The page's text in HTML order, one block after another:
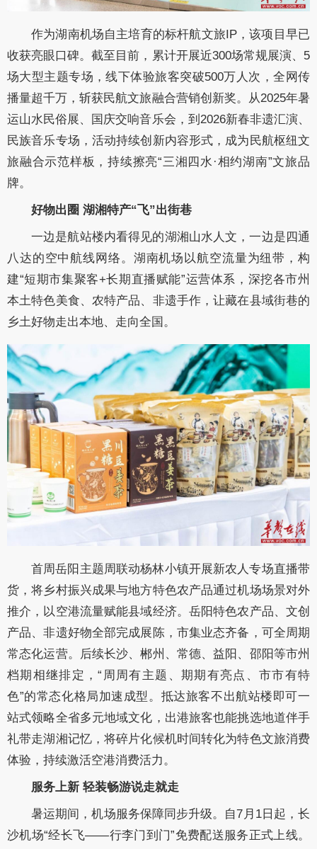
作为湖南机场自主培育的标杆航文旅IP，该项目早已
收获亮眼口碑。截至目前，累计开展近300场常规展演、5
场大型主题专场，线下体验旅客突破500万人次，全网传
播量超千万，斩获民航文旅融合营销创新奖。从2025年暑
运山水民俗展、国庆交响音乐会，到2026新春非遗汇演、
民族音乐专场，活动持续创新内容形式，成为民航枢纽文
旅融合示范样板，持续擦亮“三湘四水·相约湖南”文旅品
牌。
好物出圈 湖湘特产“飞”出街巷
一边是航站楼内看得见的湖湘山水人文，一边是四通
八达的空中航线网络。湖南机场以航空流量为纽带，构
建“短期市集聚客+长期直播赋能”运营体系，深挖各市州
本土特色美食、农特产品、非遗手作，让藏在县域街巷的
乡土好物走出本地、走向全国。
首周岳阳主题周联动杨林小镇开展新农人专场直播带
货，将乡村振兴成果与地方特色农产品通过机场场景对外
推介，以空港流量赋能县域经济。岳阳特色农产品、文创
产品、非遗好物全部完成展陈，市集业态齐备，可全周期
常态化运营。后续长沙、郴州、常德、益阳、邵阳等市州
档期相继排定，“周周有主题、期期有亮点、市市有特
色”的常态化格局加速成型。抵达旅客不出航站楼即可一
站式领略全省多元地域文化，出港旅客也能挑选地道伴手
礼带走湖湘记忆，将碎片化候机时间转化为特色文旅消费
体验，持续激活空港消费活力。
服务上新 轻装畅游说走就走
暑运期间，机场服务保障同步升级。自7月1日起，长
沙机场“经长飞——行李门到门”免费配送服务正式上线。